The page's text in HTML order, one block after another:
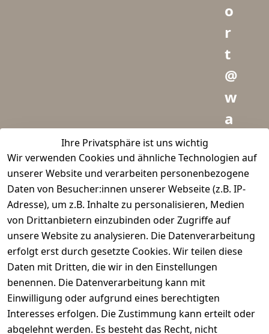
Ihre Privatsphäre ist uns wichtig
Wir verwenden Cookies und ähnliche Technologien auf
unserer Website und verarbeiten personenbezogene
Daten von Besucher:innen unserer Webseite (z.B. IP-
Adresse), um z.B. Inhalte zu personalisieren, Medien
von Drittanbietern einzubinden oder Zugriffe auf
unsere Website zu analysieren. Die Datenverarbeitung
erfolgt erst durch gesetzte Cookies. Wir teilen diese
Daten mit Dritten, die wir in den Einstellungen
benennen. Die Datenverarbeitung kann mit
Einwilligung oder aufgrund eines berechtigten
Interesses erfolgen. Die Zustimmung kann erteilt oder
abgelehnt werden. Es besteht das Recht, nicht
o
r
t
@
w
a
d
m
e
i
s
r.